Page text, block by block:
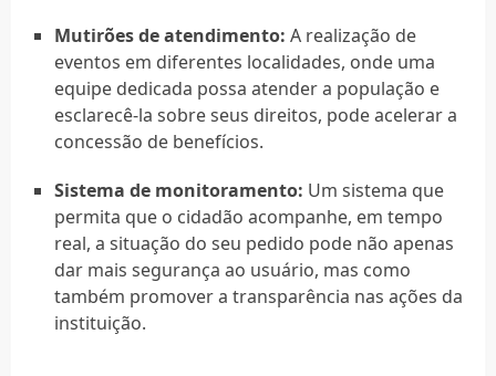
Mutirões de atendimento: A realização de
eventos em diferentes localidades, onde uma
equipe dedicada possa atender a população e
esclarecê-la sobre seus direitos, pode acelerar a
concessão de benefícios.
Sistema de monitoramento: Um sistema que
permita que o cidadão acompanhe, em tempo
real, a situação do seu pedido pode não apenas
dar mais segurança ao usuário, mas como
também promover a transparência nas ações da
instituição.